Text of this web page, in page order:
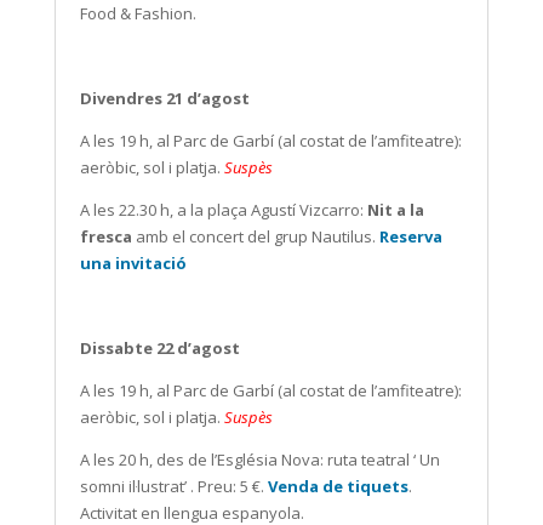
Food & Fashion.
Divendres 21 d’agost
A les 19 h, al Parc de Garbí (al costat de l’amfiteatre):
aeròbic, sol i platja. Suspès
A les 22.30 h, a la plaça Agustí Vizcarro: Nit a la
fresca amb el concert del grup Nautilus. Reserva
una invitació
Dissabte 22 d’agost
A les 19 h, al Parc de Garbí (al costat de l’amfiteatre):
aeròbic, sol i platja. Suspès
A les 20 h, des de l’Església Nova: ruta teatral ‘ Un
somni il·lustrat’ . Preu: 5 €. Venda de tiquets.
Activitat en llengua espanyola.